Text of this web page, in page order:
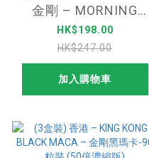
金剛 – MORNING
SHOT COFFEE 能量咖
啡 TONGKAT ALI 東革
阿里 – (純白鮮奶咖啡)
– 一盒/20包
HK$198.00
HK$247.00
加入購物車